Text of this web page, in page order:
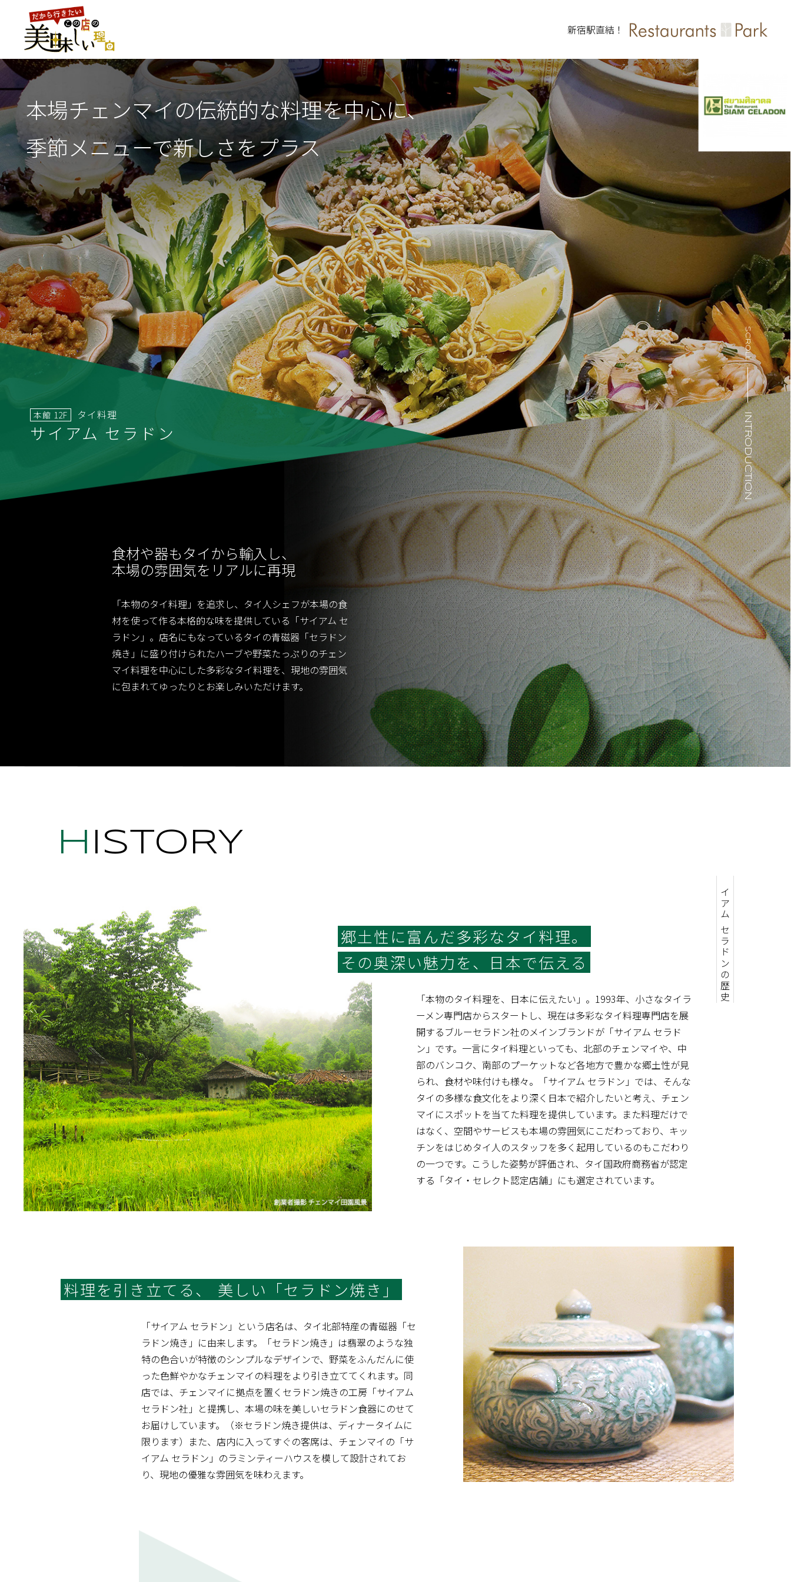
新宿駅直結！
本場チェンマイの伝統的な料理を中心に、
季節メニューで新しさをプラス
本館 12F タイ料理
サイアム セラドン
SCROLL
INTRODUCTION
食材や器もタイから輸入し、
本場の雰囲気をリアルに再現
「本物のタイ料理」を追求し、タイ人シェフが本場の食
材を使って作る本格的な味を提供している「サイアム セ
ラドン」。店名にもなっているタイの青磁器「セラドン
焼き」に盛り付けられたハーブや野菜たっぷりのチェン
マイ料理を中心にした多彩なタイ料理を、現地の雰囲気
に包まれてゆったりとお楽しみいただけます。
HISTORY
サイアム セラドンの歴史
郷土性に富んだ多彩なタイ料理。
その奥深い魅力を、日本で伝える
「本物のタイ料理を、日本に伝えたい」。1993年、小さなタイラ
ーメン専門店からスタートし、現在は多彩なタイ料理専門店を展
開するブルーセラドン社のメインブランドが「サイアム セラド
ン」です。一言にタイ料理といっても、北部のチェンマイや、中
部のバンコク、南部のプーケットなど各地方で豊かな郷土性が見
られ、食材や味付けも様々。「サイアム セラドン」では、そんな
タイの多様な食文化をより深く日本で紹介したいと考え、チェン
マイにスポットを当てた料理を提供しています。また料理だけで
はなく、空間やサービスも本場の雰囲気にこだわっており、キッ
チンをはじめタイ人のスタッフを多く起用しているのもこだわり
の一つです。こうした姿勢が評価され、タイ国政府商務省が認定
する「タイ・セレクト認定店舗」にも選定されています。
料理を引き立てる、 美しい「セラドン焼き」
「サイアム セラドン」という店名は、タイ北部特産の青磁器「セ
ラドン焼き」に由来します。「セラドン焼き」は翡翠のような独
特の色合いが特徴のシンプルなデザインで、野菜をふんだんに使
った色鮮やかなチェンマイの料理をより引き立ててくれます。同
店では、チェンマイに拠点を置くセラドン焼きの工房「サイアム
セラドン社」と提携し、本場の味を美しいセラドン食器にのせて
お届けしています。（※セラドン焼き提供は、ディナータイムに
限ります）また、店内に入ってすぐの客席は、チェンマイの「サ
イアム セラドン」のラミンティーハウスを模して設計されてお
り、現地の優雅な雰囲気を味わえます。